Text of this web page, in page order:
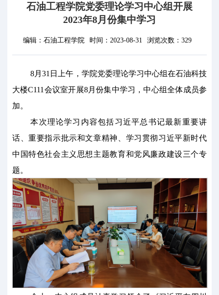
石油工程学院党委理论学习中心组开展
2023年8月份集中学习
编辑： 石油工程学院 时间： 2023-08-31 浏览次数： 329
8月31日上午，学院党委理论学习中心组在石油科技
大楼C111会议室开展8月份集中学习，中心组全体成员参
加。
本次理论学习内容包括习近平总书记最新重要讲
话、重要指示批示和文章精神、学习贯彻习近平新时代
中国特色社会主义思想主题教育和党风廉政建设三个专
题。